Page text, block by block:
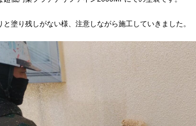
と塗り残しがない様、注意しながら施工していきました。